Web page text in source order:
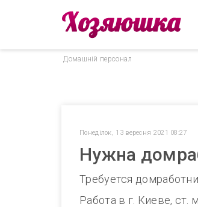
Домашнiй персонал
Понеділок, 13 вересня 2021 08:27
Нужна
Требуется
Работа в г. Киеве, ст.